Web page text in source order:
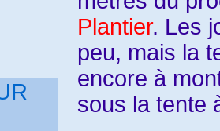
Plantier. Les
peu, mais la
encore à
sous la tente